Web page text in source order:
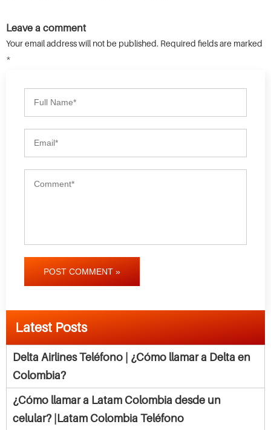
Leave a comment
Your email address will not be published. Required fields are marked
*
POST COMMENT »
Latest Posts
Delta Airlines Teléfono | ¿Cómo llamar a Delta en
Colombia?
¿Cómo llamar a Latam Colombia desde un
celular? |Latam Colombia Teléfono